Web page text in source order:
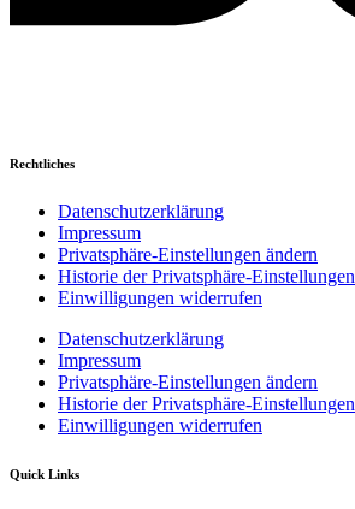
Rechtliches
Datenschutzerklärung
Impressum
Privatsphäre-Einstellungen ändern
Historie der Privatsphäre-Einstellungen
Einwilligungen widerrufen
Datenschutzerklärung
Impressum
Privatsphäre-Einstellungen ändern
Historie der Privatsphäre-Einstellungen
Einwilligungen widerrufen
Quick Links